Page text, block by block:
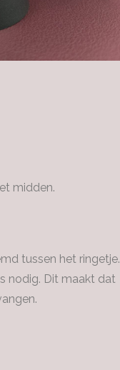
midden.
tussen het ringetje.
nodig. Dit maakt dat